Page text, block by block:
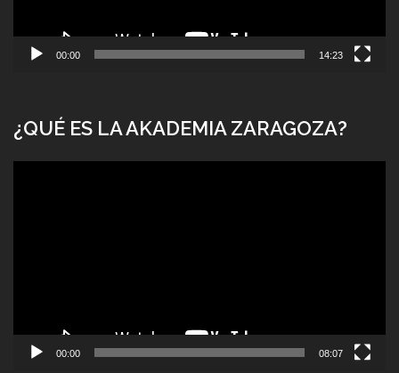
00:00 14:23
¿QUÉ ES LA AKADEMIA ZARAGOZA?
00:00 08:07